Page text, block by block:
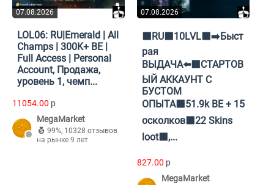
07.08.2026
LOL06: RU|Emerald | All
Champs | 300K+ BE |
Full Access | Personal
Account, Продажа,
уровень 1, чемп...
11054.00 p
MegaMarket
99%, 10328 отзывов
на рынке 9 лет
07.08.2026
⬛RU⬛10LVL⬛➡️Быст
рая
ВЫДАЧА⬅️⬛СТАРТОВ
ЫЙ АККАУНТ С
БУСТОМ
ОПЫТА⬛51.9k BE + 15
осколков⬛22 Skins
loot⬛,...
827.00 p
MegaMarket